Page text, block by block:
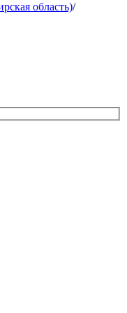
область)/